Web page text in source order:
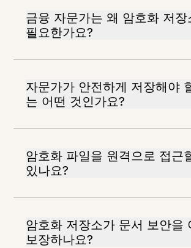
금융 자문가는 왜 암호화 저장
필요한가요?
자문가가 안전하게 저장해야
는 어떤 것인가요?
암호화 파일을 원격으로 접근
있나요?
암호화 저장소가 문서 보안을
보장하나요?